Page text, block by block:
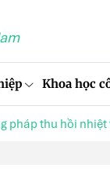
Khoa học
pháp thu hồi